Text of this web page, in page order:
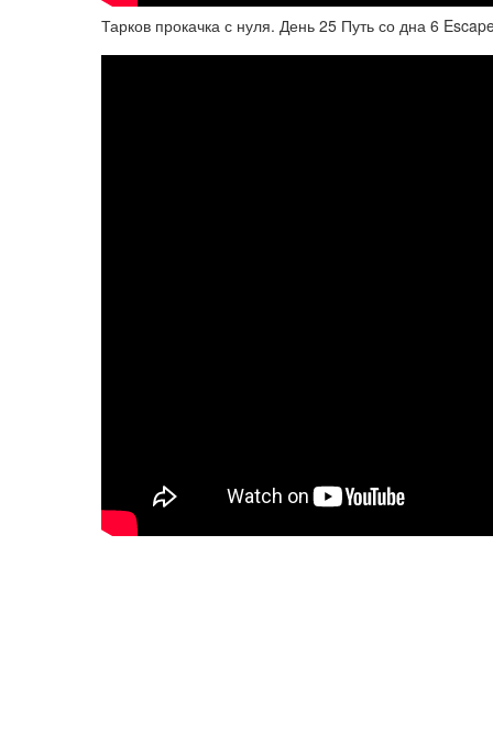
Тарков прокачка с нуля. День 25 Путь со дна 6